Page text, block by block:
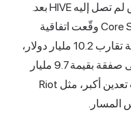
الشركات المنافسة صفقات على نطاق لم تصل إليه HIVE بعد.
وتشير التقارير إلى أن شركة Core Scientific وقّعت اتفاقية
متعددة السنوات مع CoreWeave بقيمة تقارب 10.2 مليار دولار،
كما أفادت التقارير أن IREN وافقت على صفقة بقيمة 9.7 مليار
أكبر، مثل Riot